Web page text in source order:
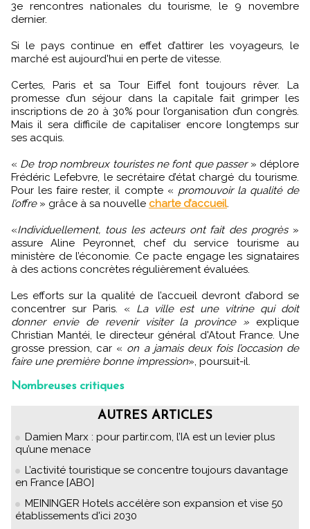
3e rencontres nationales du tourisme, le 9 novembre
dernier.
Si le pays continue en effet d’attirer les voyageurs, le
marché est aujourd'hui en perte de vitesse.
Certes, Paris et sa Tour Eiffel font toujours rêver. La
promesse d’un séjour dans la capitale fait grimper les
inscriptions de 20 à 30% pour l’organisation d’un congrès.
Mais il sera difficile de capitaliser encore longtemps sur
ses acquis.
« De trop nombreux touristes ne font que passer » déplore
Frédéric Lefebvre, le secrétaire d’état chargé du tourisme.
Pour les faire rester, il compte « promouvoir la qualité de
l’offre» grâce à sa nouvelle charte d’accueil.
«Individuellement, tous les acteurs ont fait des progrès»
assure Aline Peyronnet, chef du service tourisme au
ministère de l’économie. Ce pacte engage les signataires
à des actions concrètes régulièrement évaluées.
Les efforts sur la qualité de l’accueil devront d’abord se
concentrer sur Paris. « La ville est une vitrine qui doit
donner envie de revenir visiter la province » explique
Christian Mantéi, le directeur général d'Atout France. Une
grosse pression, car « on a jamais deux fois l’occasion de
faire une première bonne impression», poursuit-il.
Nombreuses critiques
AUTRES ARTICLES
Damien Marx : pour partir.com, l’IA est un levier plus
qu’une menace
L’activité touristique se concentre toujours davantage
en France [ABO]
MEININGER Hotels accélère son expansion et vise 50
établissements d'ici 2030